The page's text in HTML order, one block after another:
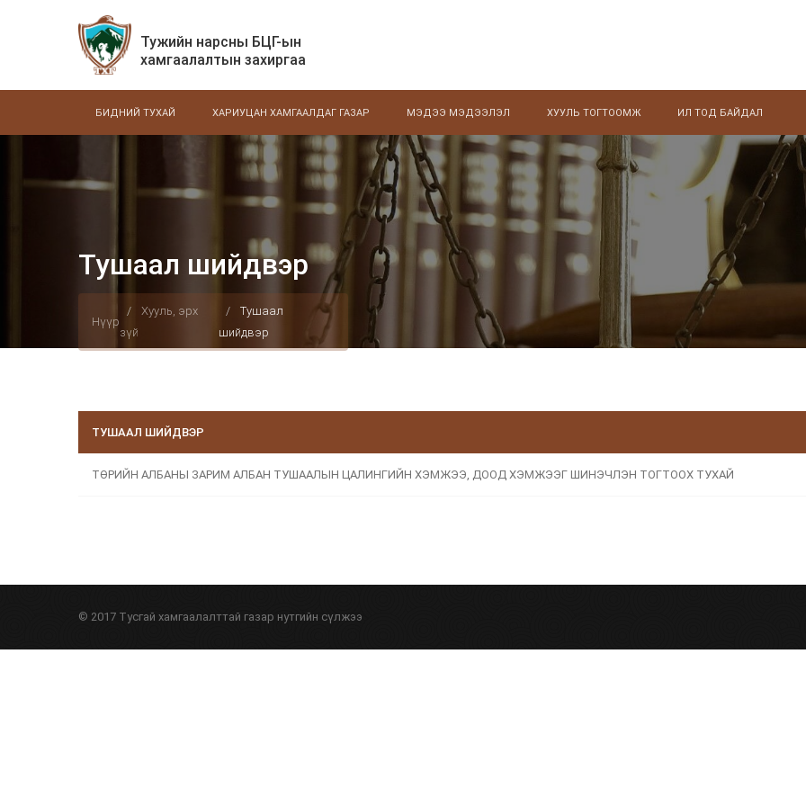
Тужийн нарсны БЦГ-ын
хамгаалалтын захиргаа
БИДНИЙ ТУХАЙ ХАРИУЦАН ХАМГААЛДАГ ГАЗАР МЭДЭЭ МЭДЭЭЛЭЛ ХУУЛЬ ТОГТООМЖ ИЛ ТОД БАЙДАЛ
Тушаал шийдвэр
Нүүр
Хууль, эрх
зүй
Тушаал
шийдвэр
ТУШААЛ ШИЙДВЭР
ТӨРИЙН АЛБАНЫ ЗАРИМ АЛБАН ТУШААЛЫН ЦАЛИНГИЙН ХЭМЖЭЭ, ДООД ХЭМЖЭЭГ ШИНЭЧЛЭН ТОГТООХ ТУХАЙ
© 2017 Тусгай хамгаалалттай газар нутгийн сүлжээ